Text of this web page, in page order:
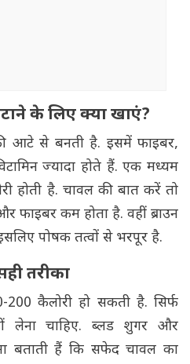
के लिए क्या खाएं?
आटे से बनती है. इसमें फाइबर,
ज्यादा होते हैं. एक मध्यम
होती है. चावल की बात करें तो
फाइबर कम होता है. वहीं ब्राउन
पोषक तत्वों से भरपूर है.
तरीका
कैलोरी हो सकती है. सिर्फ
लेना चाहिए. ब्लड शुगर और
बताती हैं कि सफेद चावल का